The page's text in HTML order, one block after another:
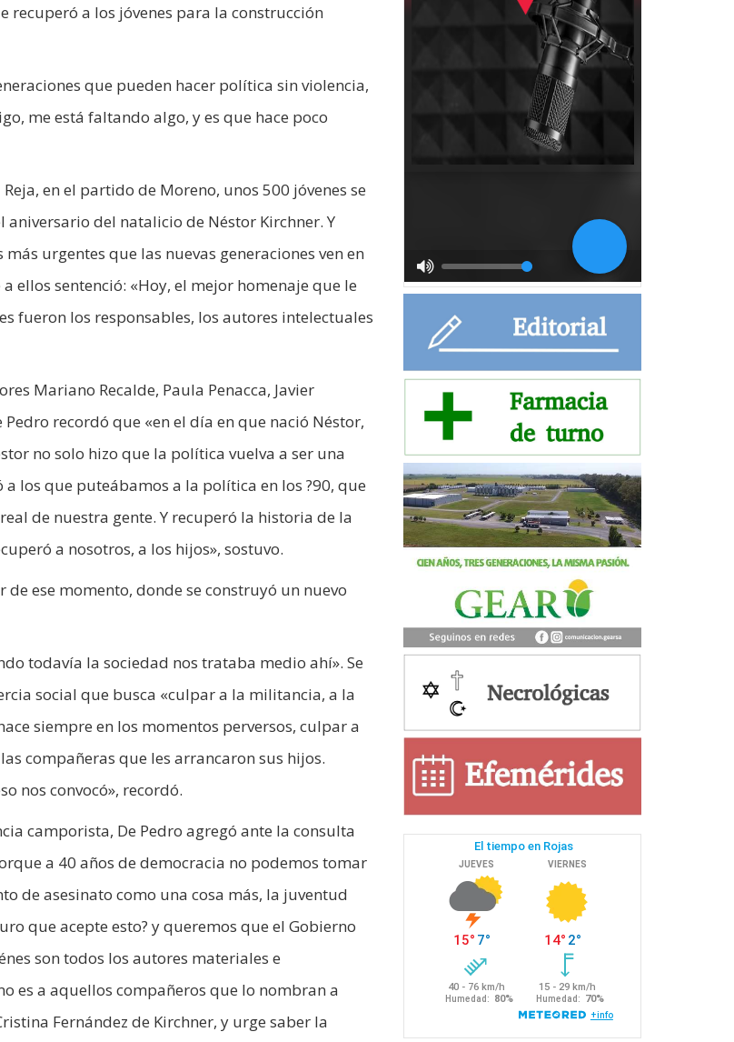
recuperó a los jóvenes para la construcción
que pueden hacer política sin violencia,
me está faltando algo, y es que hace poco
en el partido de Moreno, unos 500 jóvenes se
del natalicio de Néstor Kirchner. Y
urgentes que las nuevas generaciones ven en
ellos sentenció: «Hoy, el mejor homenaje que le
fueron los responsables, los autores intelectuales
Mariano Recalde, Paula Penacca, Javier
recordó que «en el día en que nació Néstor,
no solo hizo que la política vuelva a ser una
los que puteábamos a la política en los ?90, que
de nuestra gente. Y recuperó la historia de la
a nosotros, a los hijos», sostuvo.
ese momento, donde se construyó un nuevo
todavía la sociedad nos trataba medio ahí». Se
social que busca «culpar a la militancia, a la
siempre en los momentos perversos, culpar a
compañeras que les arrancaron sus hijos.
nos convocó», recordó.
camporista, De Pedro agregó ante la consulta
a 40 años de democracia no podemos tomar
de asesinato como una cosa más, la juventud
que acepte esto? y queremos que el Gobierno
son todos los autores materiales e
es a aquellos compañeros que lo nombran a
Fernández de Kirchner, y urge saber la